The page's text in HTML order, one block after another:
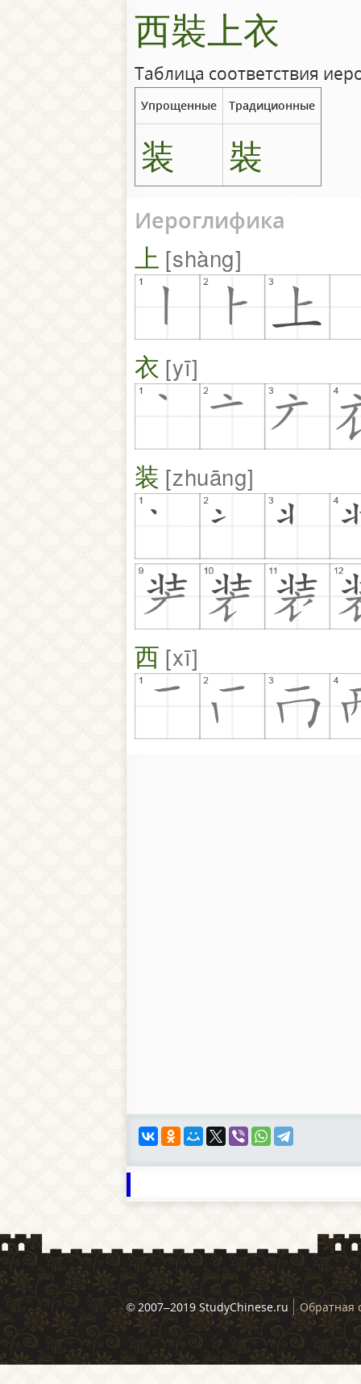
西裝上衣
Таблица соответствия
Упрощенные Традиционные
装 裝
Иероглифика
上 shàng
衣 yī
装 zhuāng
西 xī
© 2007–2019 StudyChinese.ru Обратная